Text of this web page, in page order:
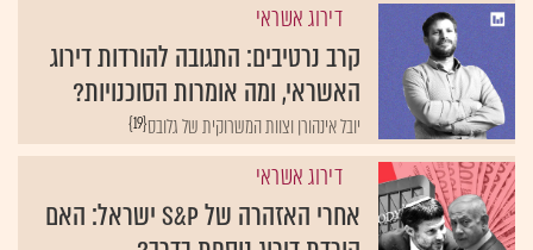
דירוג אשראי
קרב נרטיבים: התגובה להורדות דירוג
האשראי, ומה אומרות הסוכנויות?
{19}יובל אינהורן וצוות המשרוקית של גלובס
דירוג אשראי
אחרי האזהרה של S&P ישראל: האם